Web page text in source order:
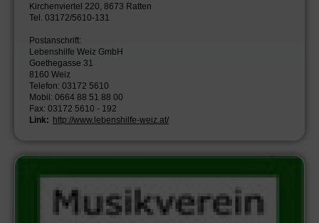
Kirchenviertel 220, 8673 Ratten
Tel. 03172/5610-131
Postanschrift:
Lebenshilfe Weiz GmbH
Goethegasse 31
8160 Weiz
Telefon: 03172 5610
Mobil: 0664 88 51 88 00
Fax: 03172 5610 - 192
Link: http://www.lebenshilfe-weiz.at/